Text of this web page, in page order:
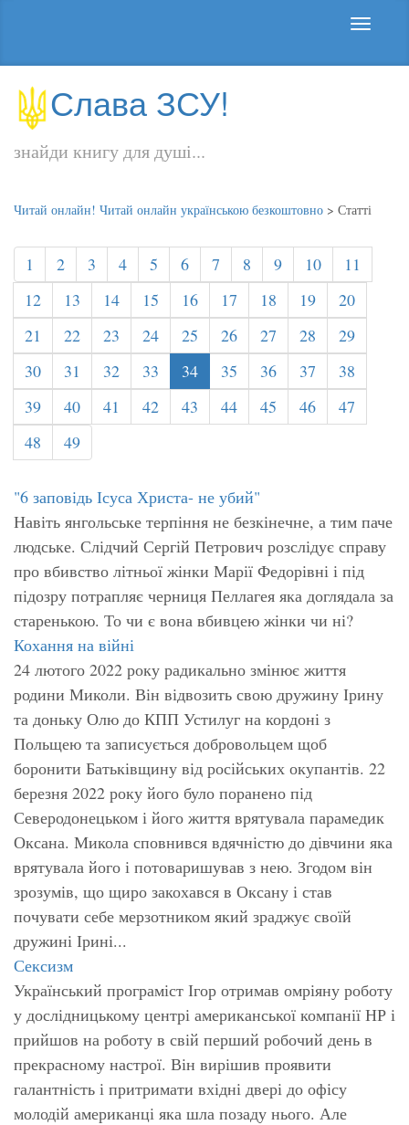
Слава ЗСУ!
знайди книгу для душі...
Читай онлайн! Читай онлайн українською безкоштовно > Статті
1 2 3 4 5 6 7 8 9 10
11
12
13 14 15 16 17 18 19
20
21
22 23 24 25 26 27 28
29
30
31 32 33 34 35 36 37
38
39
40 41 42 43 44 45 46
47
48
49
"6 заповідь Ісуса Христа- не убий"
Навіть янгольське терпіння не безкінечне, а тим паче
людське. Слідчий Сергій Петрович розслідує справу
про вбивство літньої жінки Марії Федорівні і під
підозру потрапляє черниця Пеллагея яка доглядала за
старенькою. То чи є вона вбивцею жінки чи ні?
Кохання на війні
24 лютого 2022 року радикально змінює життя
родини Миколи. Він відвозить свою дружину Ірину
та доньку Олю до КПП Устилуг на кордоні з
Польщею та записується добровольцем щоб
боронити Батьківщину від російських окупантів. 22
березня 2022 року його було поранено під
Северодонецьком і його життя врятувала парамедик
Оксана. Микола сповнився вдячністю до дівчини яка
врятувала його і потоваришував з нею. Згодом він
зрозумів, що щиро закохався в Оксану і став
почувати себе мерзотником який зраджує своїй
дружині Ірині...
Сексизм
Український програміст Ігор отримав омріяну роботу
у дослідницькому центрі американської компанії НР і
прийшов на роботу в свій перший робочий день в
прекрасному настрої. Він вирішив проявити
галантність і притримати вхідні двері до офісу
молодій американці яка шла позаду нього. Але